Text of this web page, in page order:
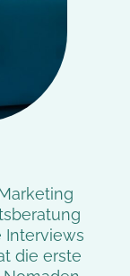
Interviews
die erste